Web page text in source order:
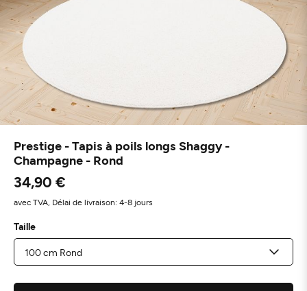
Prestige - Tapis à poils longs Shaggy -
Champagne - Rond
34,90 €
avec TVA, Délai de livraison: 4-8 jours
Taille